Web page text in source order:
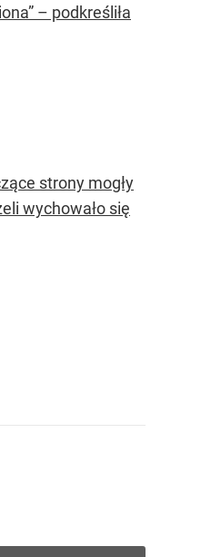
– podkreśliła
strony mogły
wychowało się